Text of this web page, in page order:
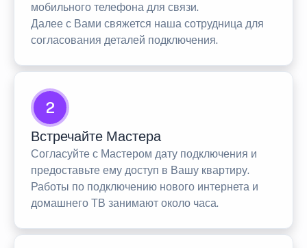
мобильного телефона для связи.
Далее с Вами свяжется наша сотрудница для
согласования деталей подключения.
2
Встречайте Мастера
Согласуйте с Мастером дату подключения и
предоставьте ему доступ в Вашу квартиру.
Работы по подключению нового интернета и
домашнего ТВ занимают около часа.